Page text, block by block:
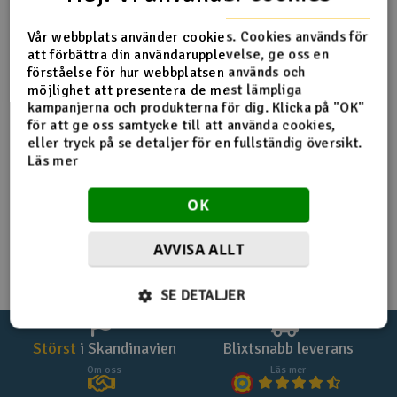
Båtar
Drönare
Drönare för FPV
Flygplan
Kamerautrustning
Modellbygg- och byggsatser
Modelljärnväg
Motor & tillbehör
Veckans erbjudande Märkesvaror
Mina favoriter Demovaror
Outlet Present kort
Störst i Skandinavien
Om oss
Blixtsnabb leverans
Läs mer
Vår webbplats använder cookies. Cookies används för
att förbättra din användarupplevelse, ge oss en
förståelse för hur webbplatsen används och
möjlighet att presentera de mest lämpliga
kampanjerna och produkterna för dig. Klicka på "OK"
för att ge oss samtycke till att använda cookies,
eller tryck på se detaljer för en fullständig översikt.
Läs mer
OK
AVVISA ALLT
SE DETALJER